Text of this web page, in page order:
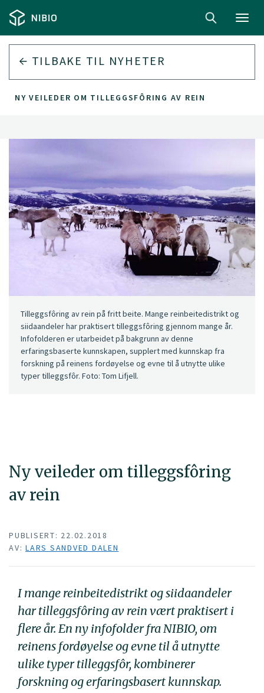
TILBAKE TIL NYHETER
NY VEILEDER OM TILLEGGSFÔRING AV REIN
Ny veileder om tilleggsfôring
av rein
Tilleggsfôring av rein på fritt beite. Mange reinbeitedistrikt og
siidaandeler har praktisert tilleggsfôring gjennom mange år.
Infofolderen er utarbeidet på bakgrunn av denne
erfaringsbaserte kunnskapen, supplert med kunnskap fra
forskning på reinens fordøyelse og evne til å utnytte ulike
typer tilleggsfôr. Foto: Tom Lifjell.
PUBLISERT: 22.02.2018
AV: LARS SANDVED DALEN
I mange reinbeitedistrikt og siidaandeler
har tilleggsfôring av rein vært praktisert i
flere år. En ny infofolder fra NIBIO, om
reinens fordøyelse og evne til å utnytte
ulike typer tilleggsfôr, kombinerer
forskning og erfaringsbasert kunnskap.